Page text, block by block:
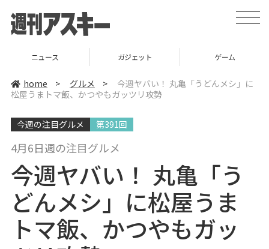
t
o
v
ニュース ガジェット ゲーム
home > グルメ >
今週ヤバい！ 丸亀「うどんメシ」に
松屋うまトマ飯、かつやもガッツリ攻勢
今週の注目グルメ 第391回
4月6日週の注目グルメ
今週ヤバい！ 丸亀「う
どんメシ」に松屋うま
トマ飯、かつやもガッ